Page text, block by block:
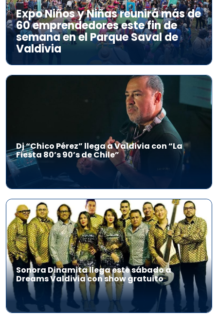
Expo Niños y Niñas reunirá más de
60 emprendedores este fin de
semana en el Parque Saval de
Valdivia
Dj “Chico Pérez” llega a Valdivia con “La
Fiesta 80’s 90’s de Chile”
Sonora Dinamita llega este sábado a
Dreams Valdivia con show gratuito